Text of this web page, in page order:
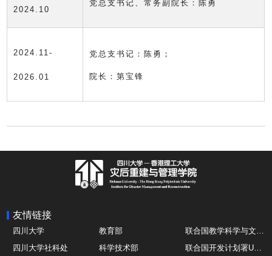
2024.10
党总支书记、常务副院长：陈勇
2024.11-
2026.01
党总支书记：陈勇；
院长：第宝锋
友情链接
四川大学 教育部
联合国教学科学与文化组织UNESCO
四川大学社科处
科学技术部
联合国开发计划署UNDP